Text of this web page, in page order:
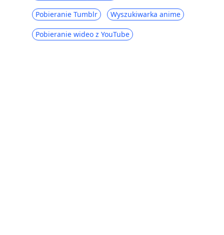
Pobieranie Tumblr Wyszukiwarka anime
Pobieranie wideo z YouTube